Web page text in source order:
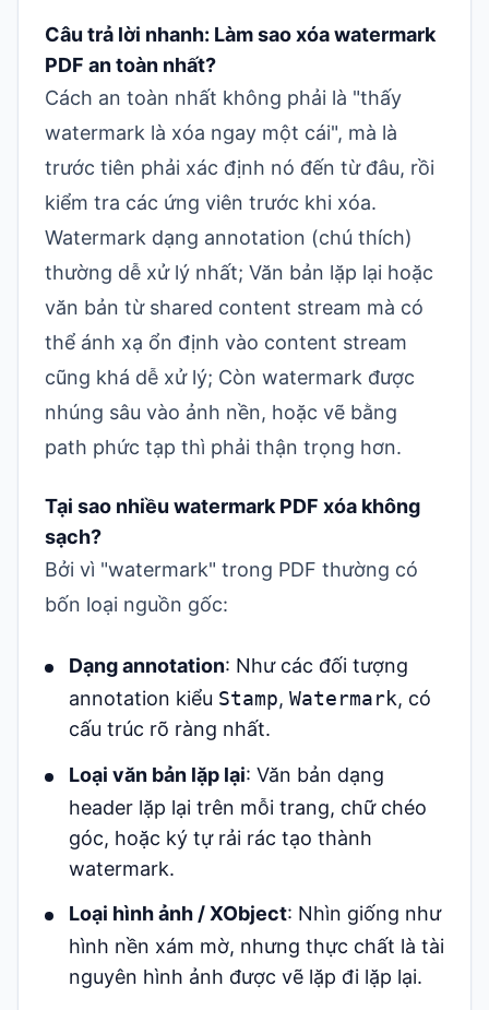
Câu trả lời nhanh: Làm sao xóa watermark
PDF an toàn nhất?
Cách an toàn nhất không phải là "thấy
watermark là xóa ngay một cái", mà là
trước tiên phải xác định nó đến từ đâu, rồi
kiểm tra các ứng viên trước khi xóa.
Watermark dạng annotation (chú thích)
thường dễ xử lý nhất; Văn bản lặp lại hoặc
văn bản từ shared content stream mà có
thể ánh xạ ổn định vào content stream
cũng khá dễ xử lý; Còn watermark được
nhúng sâu vào ảnh nền, hoặc vẽ bằng
path phức tạp thì phải thận trọng hơn.
Tại sao nhiều watermark PDF xóa không
sạch?
Bởi vì "watermark" trong PDF thường có
bốn loại nguồn gốc:
Dạng annotation: Như các đối tượng
annotation kiểu Stamp, Watermark, có
cấu trúc rõ ràng nhất.
Loại văn bản lặp lại: Văn bản dạng
header lặp lại trên mỗi trang, chữ chéo
góc, hoặc ký tự rải rác tạo thành
watermark.
Loại hình ảnh / XObject: Nhìn giống như
hình nền xám mờ, nhưng thực chất là tài
nguyên hình ảnh được vẽ lặp đi lặp lại.